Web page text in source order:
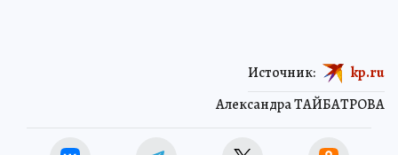
Александра ТАЙБАТРОВА
Источник: kp.ru